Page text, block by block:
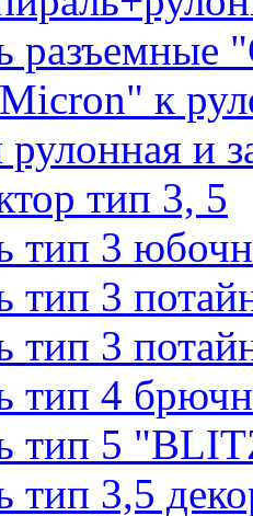
разъемные
к
и
тип 3, 5
тип 3
тип 3
тип 3
тип 4
тип 5
тип 3,5